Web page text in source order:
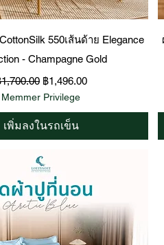
ดูข้อมูลด่วน550เส้นด้าย Elegance
- Champagne Gold
าคาปกติ ราคาขายลด
฿1,496.00
Memmer Privilege
เพิ่มลงในรถเข็น